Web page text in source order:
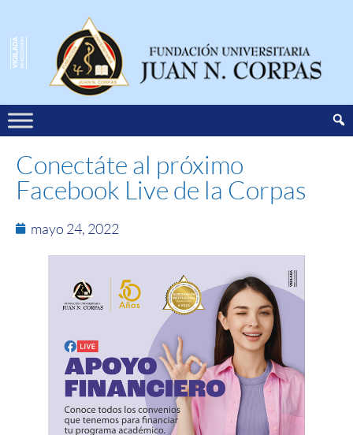
Conectáte al próximo
Facebook Live de la Corpas
mayo 24, 2022